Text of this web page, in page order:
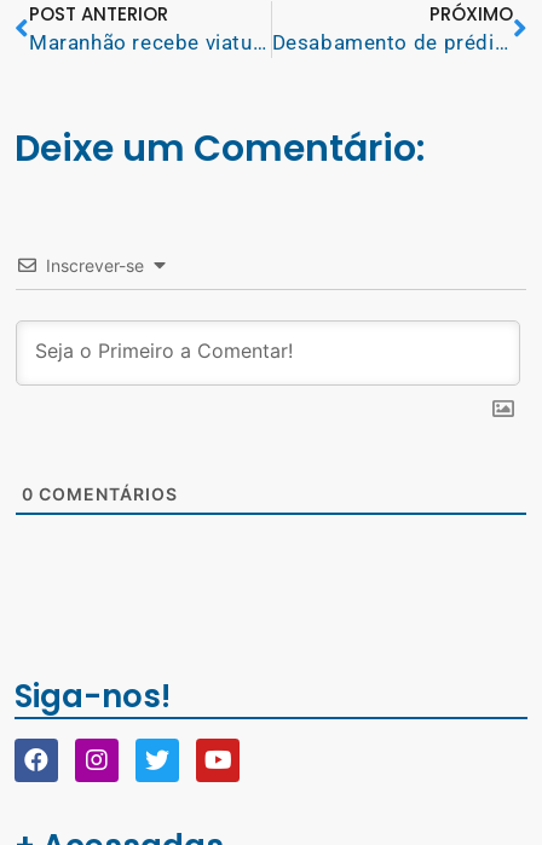
POST ANTERIOR
Maranhão recebe viaturas para expandir as ações de combate a violência contra a mulher
PRÓXIMO
Desabamento de prédio deixa dois mortos em Olinda (PE)
Deixe um Comentário:
Inscrever-se
0 COMENTÁRIOS
Siga-nos!